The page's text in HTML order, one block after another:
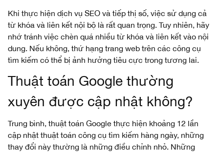
Khi thực hiện dịch vụ SEO và tiếp thị số, việc sử dụng cả
từ khóa và liên kết nội bộ là rất quan trọng. Tuy nhiên, hãy
nhớ tránh việc chèn quá nhiều từ khóa và liên kết vào nội
dung. Nếu không, thứ hạng trang web trên các công cụ
tìm kiếm có thể bị ảnh hưởng tiêu cực trong tương lai.
Thuật toán Google thường
xuyên được cập nhật không?
Trung bình, thuật toán Google thực hiện khoảng 12 lần
cập nhật thuật toán công cụ tìm kiếm hàng ngày, những
thay đổi này thường là những điều chỉnh nhỏ. Những